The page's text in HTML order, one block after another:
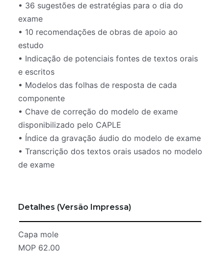
• 36 sugestões de estratégias para o dia do
exame
• 10 recomendações de obras de apoio ao
estudo
• Indicação de potenciais fontes de textos orais
e escritos
• Modelos das folhas de resposta de cada
componente
• Chave de correção do modelo de exame
disponibilizado pelo CAPLE
• Índice da gravação áudio do modelo de exame
• Transcrição dos textos orais usados no modelo
de exame
Detalhes (Versão Impressa)
Capa mole
MOP 62.00